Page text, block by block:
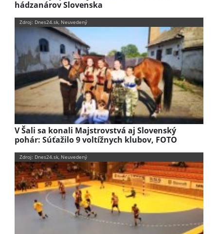
hádzanárov Slovenska
Zdroj: Dnes24.sk, Neuvedený
V Šali sa konali Majstrovstvá aj Slovenský
pohár: Súťažilo 9 voltížnych klubov, FOTO
Zdroj: Dnes24.sk, Neuvedený